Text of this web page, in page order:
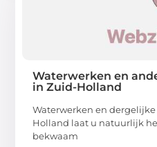
Waterwerken en
in Zuid-Holland
Waterwerken en
Holland laat u natuurlijk
bekwaam